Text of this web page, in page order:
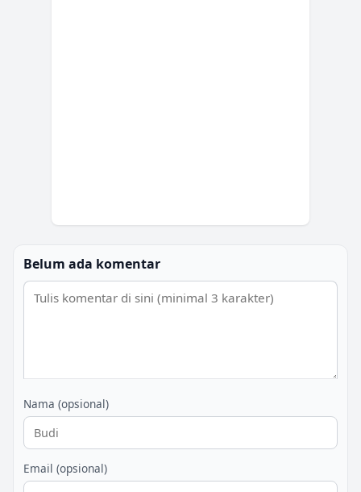
Belum ada komentar
Nama (opsional)
Email (opsional)